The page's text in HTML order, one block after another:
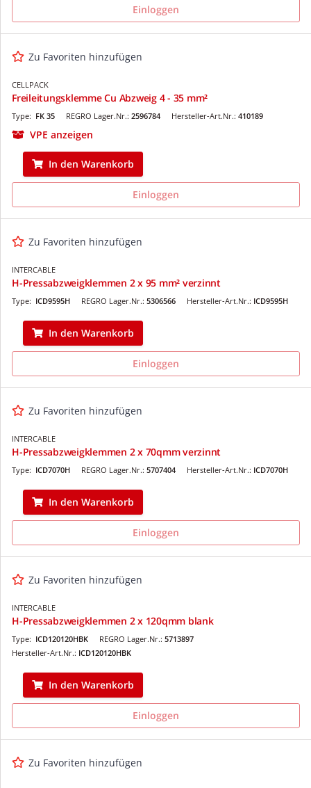
Einloggen
Zu Favoriten hinzufügen
CELLPACK
Freileitungsklemme Cu Abzweig 4 - 35 mm²
REGRO Lager.Nr.: 2596784
Type: FK 35 Hersteller-Art.Nr.: 410189
VPE anzeigen
In den Warenkorb
Einloggen
Zu Favoriten hinzufügen
INTERCABLE
H-Pressabzweigklemmen 2 x 95 mm² verzinnt
REGRO Lager.Nr.: 5306566
Type: ICD9595H Hersteller-Art.Nr.: ICD9595H
In den Warenkorb
Einloggen
Zu Favoriten hinzufügen
INTERCABLE
H-Pressabzweigklemmen 2 x 70qmm verzinnt
REGRO Lager.Nr.: 5707404
Type: ICD7070H Hersteller-Art.Nr.: ICD7070H
In den Warenkorb
Einloggen
Zu Favoriten hinzufügen
INTERCABLE
H-Pressabzweigklemmen 2 x 120qmm blank
REGRO Lager.Nr.: 5713897
Type: ICD120120HBK
Hersteller-Art.Nr.: ICD120120HBK
In den Warenkorb
Einloggen
Zu Favoriten hinzufügen